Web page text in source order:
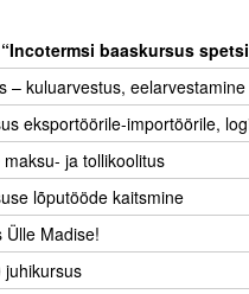
“Incotermsi baaskursus
– kuluarvestus,
eksportöörile-importöörile,
ja tollikoolitus
lõputööde kaitsmine
Ülle Madise!